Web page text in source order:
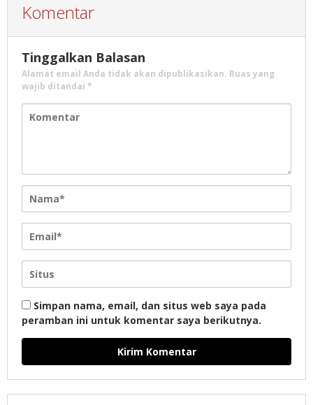
Komentar
Tinggalkan Balasan
Alamat email Anda tidak akan dipublikasikan. Ruas yang
wajib ditandai *
Simpan nama, email, dan situs web saya pada
peramban ini untuk komentar saya berikutnya.